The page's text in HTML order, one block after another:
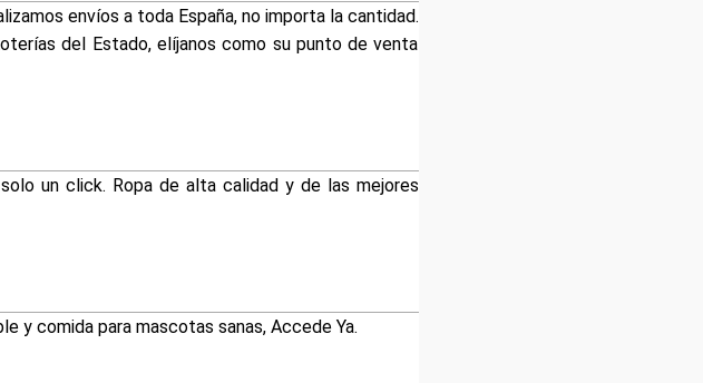
envíos a toda España, no importa la cantidad.
del Estado, elíjanos como su punto de venta
un click. Ropa de alta calidad y de las mejores
y comida para mascotas sanas, Accede Ya.